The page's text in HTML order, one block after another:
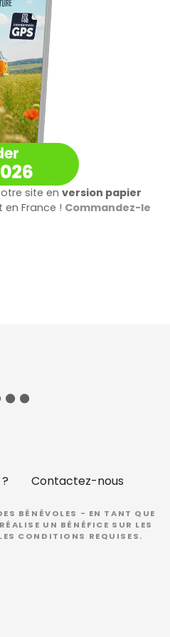
site en version papier
France ! Commandez-le
Contactez-nous
BÉNÉVOLES - EN TANT QUE
UN BÉNÉFICE SUR LES
CONDITIONS REQUISES.